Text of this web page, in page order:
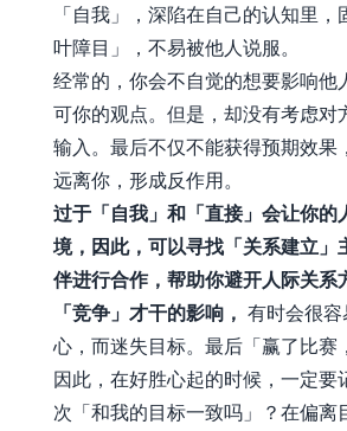
「自我」，深陷在自己的认知里，
叶障目」，不易被他人说服。
经常的，你会不自觉的想要影响他
可你的观点。但是，却没有考虑对
输入。最后不仅不能获得预期效果
远离你，形成反作用。
过于「自我」和「直接」会让你的
境，因此，可以寻找「关系建立」
伴进行合作，帮助你避开人际关系
「竞争」才干的影响， 有时会很容
心，而迷失目标。最后「赢了比赛
因此，在好胜心起的时候，一定要
次「和我的目标一致吗」？在偏离